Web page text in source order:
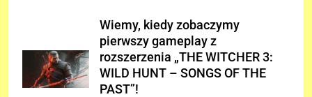
Wiemy, kiedy zobaczymy
pierwszy gameplay z
rozszerzenia „THE WITCHER 3:
WILD HUNT – SONGS OF THE
PAST”!